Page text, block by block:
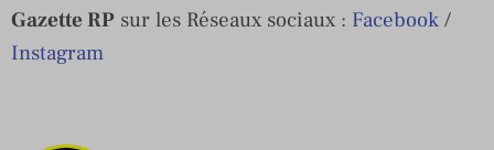
Gazette RP sur les Réseaux sociaux : Facebook /
Instagram